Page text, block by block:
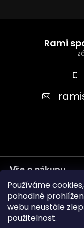
Používáme
pohodlné
webu neustále
použitelnost.
Rami
Vše o nákupu
Informace pro vás